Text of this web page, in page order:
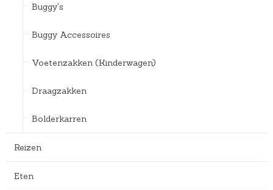
Buggy's
Buggy Accessoires
Voetenzakken (Kinderwagen)
Draagzakken
Bolderkarren
Reizen
Eten